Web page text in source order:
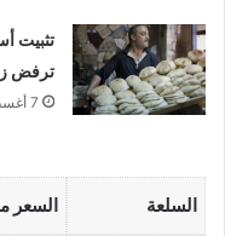
تثبيت
ترفض
7 أغسطس، 2026
السلعة السعر